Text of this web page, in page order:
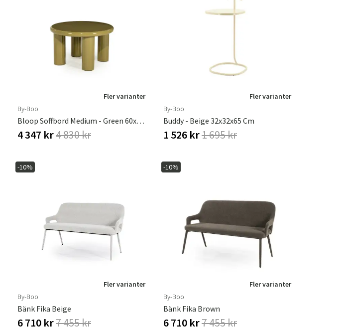
Fler varianter
By-Boo
Bloop Soffbord Medium - Green 60x60x35 Cm
4 347 kr4 830 kr
Fler varianter
By-Boo
Buddy - Beige 32x32x65 Cm
1 526 kr1 695 kr
-10%
Fler varianter
By-Boo
Bänk Fika Beige
6 710 kr7 455 kr
-10%
Fler varianter
By-Boo
Bänk Fika Brown
6 710 kr7 455 kr